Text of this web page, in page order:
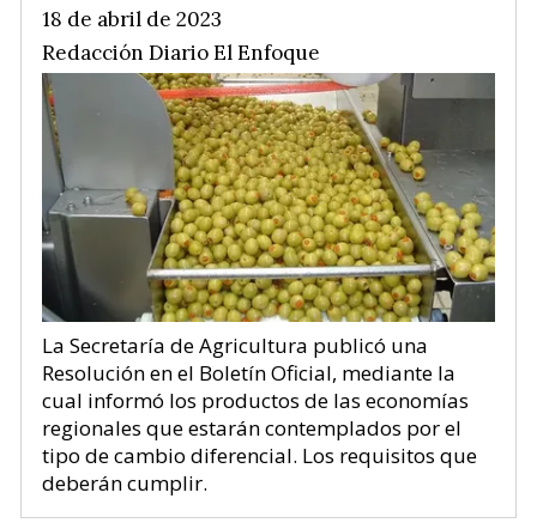
Redacción Diario El Enfoque
18 de abril de 2023
La Secretaría de Agricultura publicó una
Resolución en el Boletín Oficial, mediante la
cual informó los productos de las economías
regionales que estarán contemplados por el
tipo de cambio diferencial. Los requisitos que
deberán cumplir.